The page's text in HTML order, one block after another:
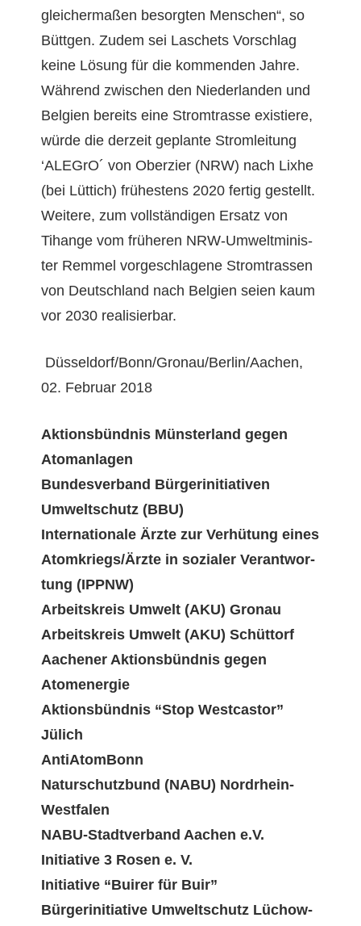
gle­icher­maßen besorgten Men­schen“, so
Büttgen. Zudem sei Laschets Vorschlag
keine Lösung für die kom­menden Jahre.
Während zwis­chen den Nieder­lan­den und
Bel­gien bere­its eine Strom­trasse existiere,
würde die derzeit geplante Strom­leitung
‘ALE­GrO´ von Oberzi­er (NRW) nach Lix­he
(bei Lüt­tich) früh­estens 2020 fer­tig gestellt.
Weit­ere, zum voll­ständi­gen Ersatz von
Tihange vom früheren NRW-Umwelt­min­is­
ter Rem­mel vorgeschla­gene Strom­trassen
von Deutsch­land nach Bel­gien seien kaum
vor 2030 realisierbar.
Düsseldorf/Bonn/Gronau/Berlin/Aachen,
02. Feb­ru­ar 2018
Aktions­bünd­nis Mün­ster­land gegen
Atomanlagen
Bun­desver­band Bürg­erini­tia­tiv­en
Umweltschutz (BBU)
Inter­na­tionale Ärzte zur Ver­hü­tung eines
Atomkriegs/Ärzte in sozialer Ver­ant­wor­
tung (IPPNW)
Arbeit­skreis Umwelt (AKU) Gronau
Arbeit­skreis Umwelt (AKU) Schüttorf
Aach­en­er Aktions­bünd­nis gegen
Atomenergie
Aktions­bünd­nis “Stop West­cas­tor”
Jülich
AntiAtomBonn
Naturschutzbund (NABU) Nordrhein-
Westfalen
NABU-Stadtver­band Aachen e.V.
Ini­tia­tive 3 Rosen e. V.
Ini­tia­tive “Buir­er für Buir”
Bürg­erini­tia­tive Umweltschutz Lüchow-